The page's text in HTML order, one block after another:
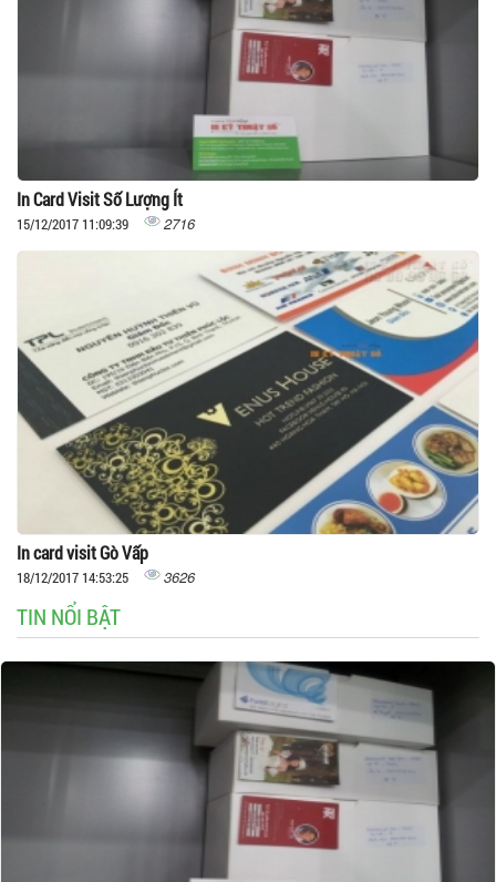
In Card Visit Số Lượng Ít
15/12/2017 11:09:39 2716
In card visit Gò Vấp
18/12/2017 14:53:25 3626
TIN NỔI BẬT